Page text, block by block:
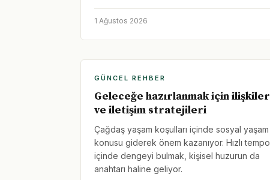
1 Ağustos 2026
GÜNCEL REHBER
Geleceğe hazırlanmak için ilişkiler
ve iletişim stratejileri
Çağdaş yaşam koşulları içinde sosyal yaşam
konusu giderek önem kazanıyor. Hızlı tempo
içinde dengeyi bulmak, kişisel huzurun da
anahtarı haline geliyor.